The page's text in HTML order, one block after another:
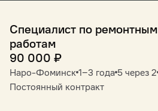
Специалист по ремонтным
работам
90 000 ₽
Наро-Фоминск 1‒3 года 5 через 2
Постоянный контракт